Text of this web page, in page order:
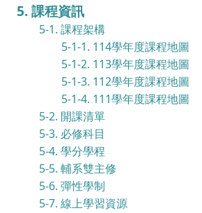
5. 課程資訊
5-1. 課程架構
5-1-1. 114學年度課程地圖
5-1-2. 113學年度課程地圖
5-1-3. 112學年度課程地圖
5-1-4. 111學年度課程地圖
5-2. 開課清單
5-3. 必修科目
5-4. 學分學程
5-5. 輔系雙主修
5-6. 彈性學制
5-7. 線上學習資源